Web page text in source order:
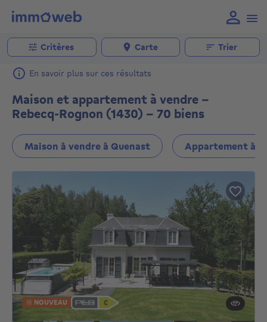
Critères Carte Trier
En savoir plus sur ces résultats
Maison et appartement à vendre -
Rebecq-Rognon (1430) - 70 biens
Maison à vendre à Quenast Appartement à
NOUVEAU